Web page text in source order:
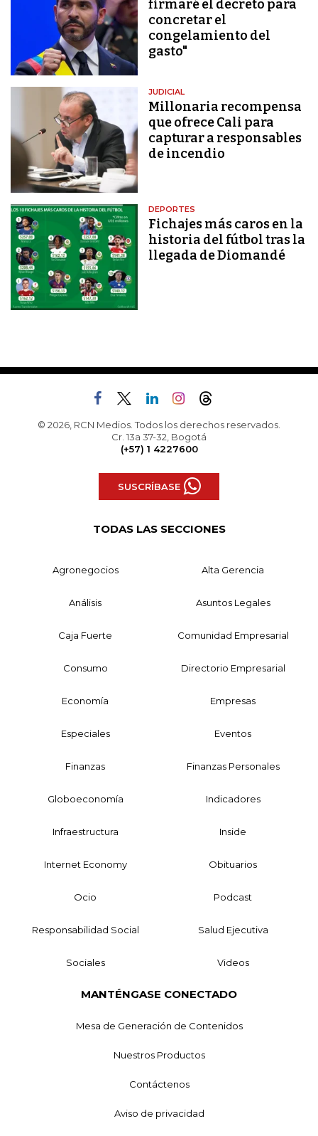
firmaré el decreto para
concretar el
congelamiento del
gasto"
JUDICIAL
Millonaria recompensa
que ofrece Cali para
capturar a responsables
de incendio
DEPORTES
Fichajes más caros en la
historia del fútbol tras la
llegada de Diomandé
© 2026, RCN Medios. Todos los derechos reservados.
Cr. 13a 37-32, Bogotá
(+57) 1 4227600
SUSCRÍBASE
TODAS LAS SECCIONES
Agronegocios Alta Gerencia
Análisis Asuntos Legales
Caja Fuerte Comunidad Empresarial
Consumo Directorio Empresarial
Economía Empresas
Especiales Eventos
Finanzas Finanzas Personales
Globoeconomía Indicadores
Infraestructura Inside
Internet Economy Obituarios
Ocio Podcast
Responsabilidad Social Salud Ejecutiva
Sociales Videos
MANTÉNGASE CONECTADO
Mesa de Generación de Contenidos
Nuestros Productos
Contáctenos
Aviso de privacidad